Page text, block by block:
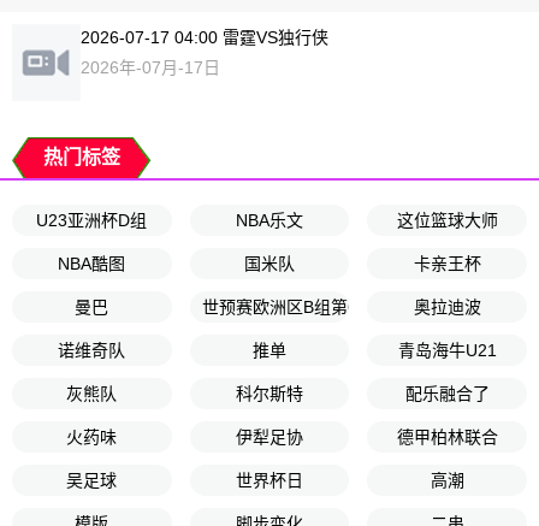
2026-07-17 04:00 雷霆VS独行侠
2026年-07月-17日
热门标签
U23亚洲杯D组 NBA乐文 这位篮球大师
NBA酷图 国米队 卡亲王杯
曼巴 世预赛欧洲区B组第6轮 奥拉迪波
诺维奇队 推单 青岛海牛U21
灰熊队 科尔斯特 配乐融合了
火药味 伊犁足协 德甲柏林联合
吴足球 世界杯日 高潮